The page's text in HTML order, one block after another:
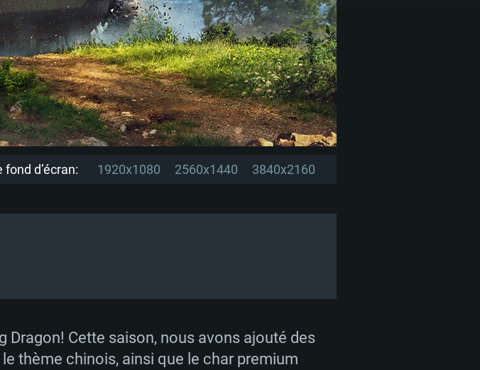
d’écran: 1920x1080 2560x1440 3840x2160
Dragon! Cette saison, nous avons ajouté des
thème chinois, ainsi que le char premium